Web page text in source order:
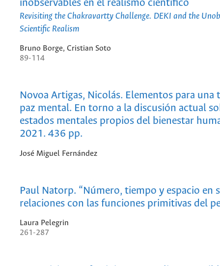
inobservables en el realismo científico
Revisiting the Chakravartty Challenge. DEKI and the
Scientific Realism
Bruno Borge, Cristian Soto
89-114
Novoa Artigas, Nicolás. Elementos para una
paz mental. En torno a la discusión actual
estados mentales propios del bienestar
2021. 436 pp.
José Miguel Fernández
Paul Natorp. “Número, tiempo y espacio en
relaciones con las funciones primitivas del
Laura Pelegrin
261-287